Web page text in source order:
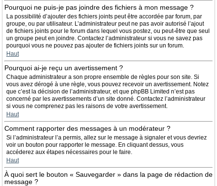
Pourquoi ne puis-je pas joindre des fichiers à mon message ?
La possibilité d’ajouter des fichiers joints peut être accordée par forum, par
groupe, ou par utilisateur. L’administrateur peut ne pas avoir autorisé l’ajout
de fichiers joints pour le forum dans lequel vous postez, ou peut-être que seul
un groupe peut en joindre. Contactez l’administrateur si vous ne savez pas
pourquoi vous ne pouvez pas ajouter de fichiers joints sur un forum.
Haut
Pourquoi ai-je reçu un avertissement ?
Chaque administrateur a son propre ensemble de règles pour son site. Si
vous avez dérogé à une règle, vous pouvez recevoir un avertissement. Notez
que c’est la décision de l’administrateur, et que phpBB Limited n’est pas
concerné par les avertissements d’un site donné. Contactez l’administrateur
si vous ne comprenez pas les raisons de votre avertissement.
Haut
Comment rapporter des messages à un modérateur ?
Si l’administrateur l’a permis, allez sur le message à signaler et vous devriez
voir un bouton pour rapporter le message. En cliquant dessus, vous
accéderez aux étapes nécessaires pour le faire.
Haut
À quoi sert le bouton « Sauvegarder » dans la page de rédaction de
message ?